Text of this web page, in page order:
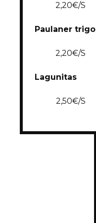
2,20€/S
Paulaner trigo
2,20€/S
Lagunitas
2,50€/S